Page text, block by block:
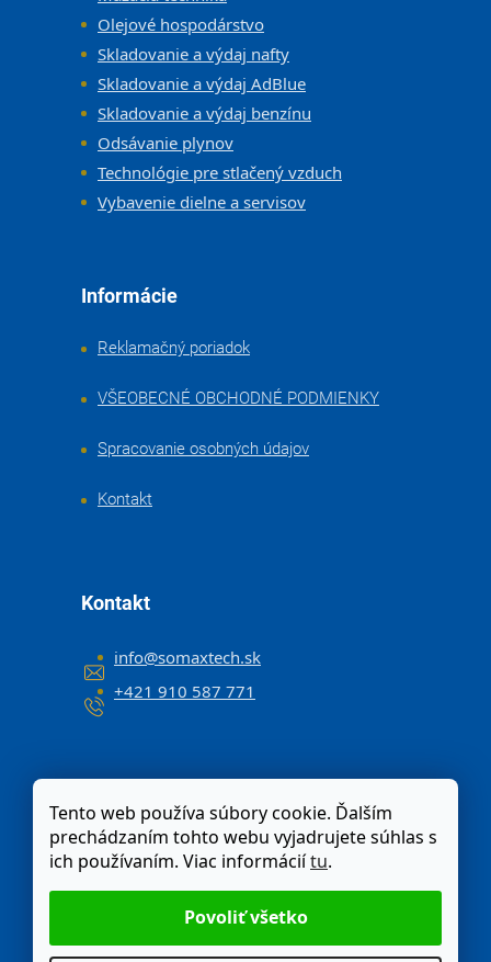
Tento web používa súbory cookie. Ďalším
prechádzaním tohto webu vyjadrujete súhlas s
ich používaním. Viac informáciítu.
Olejové hospodárstvo
Skladovanie a výdaj nafty
Skladovanie a výdaj AdBlue
Skladovanie a výdaj benzínu
Odsávanie plynov
Technológie pre stlačený vzduch
Vybavenie dielne a servisov
Informácie
Reklamačný poriadok
VŠEOBECNÉ OBCHODNÉ PODMIENKY
Spracovanie osobných údajov
Kontakt
Kontakt
info@somaxtech.sk
+421 910 587 771